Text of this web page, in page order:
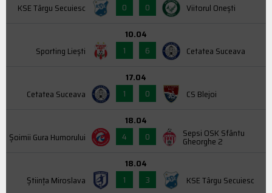
KSE Târgu Secuiesc
0
0 Viitorul Onești
Sporting Liești
10.04
1
6 Cetatea Suceava
Cetatea Suceava
17.04
1
0 CS Blejoi
Şoimii Gura Humorului
18.04
4
0 Sepsi OSK Sfântu
Gheorghe 2
Știința Miroslava
18.04
1
3 KSE Târgu Secuiesc